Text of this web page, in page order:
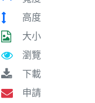
高度
大小
瀏覽
下載
申請